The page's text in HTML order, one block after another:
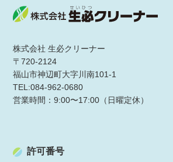
株式会社 生必クリーナー
〒720-2124
福山市神辺町大字川南101-1
TEL:084-962-0680
営業時間：9:00〜17:00（日曜定休）
許可番号